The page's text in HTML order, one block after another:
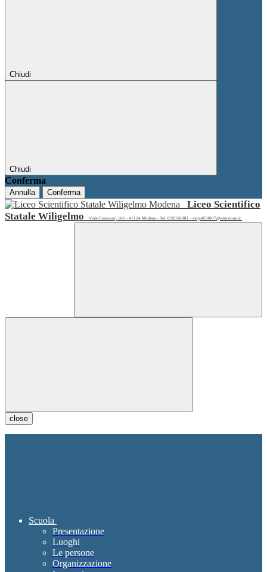
Chiudi
Chiudi
Conferma
Annulla Conferma
Liceo Scientifico
Statale Wiligelmo
Viale Corassori, 101 - 41124 Modena - Tel. 059356981 - mops050007@istruzione.it
close
Scuola
Presentazione
Luoghi
Le persone
Organizzazione